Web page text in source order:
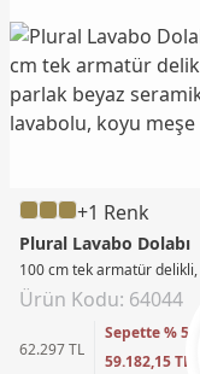
+1 Renk
Plural Lavabo Dolabı
100 cm tek armatür
Ürün Kodu: 64044
62.297 TL
Sepette % 5
59.182,15 TL